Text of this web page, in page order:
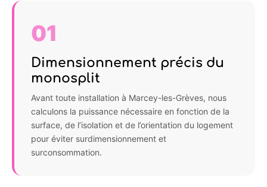
01
Dimensionnement précis du
monosplit
Avant toute installation à Marcey-les-Grèves, nous
calculons la puissance nécessaire en fonction de la
surface, de l’isolation et de l’orientation du logement
pour éviter surdimensionnement et
surconsommation.